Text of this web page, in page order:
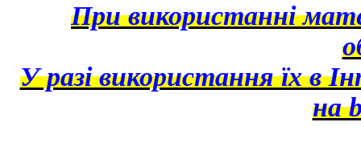
При використанні
У разі використання їх в
на